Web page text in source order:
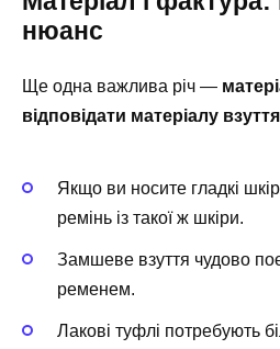
нюанс
Ще одна важлива річ —
відповідати матеріалу взуття
Якщо ви носите гладкі
ремінь із такої ж шкіри.
Замшеве взуття чудово
ременем.
Лакові туфлі потребують